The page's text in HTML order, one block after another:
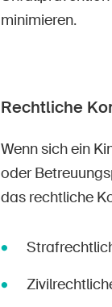
minimieren.
Rechtliche
Wenn sich ein
oder
das rechtliche